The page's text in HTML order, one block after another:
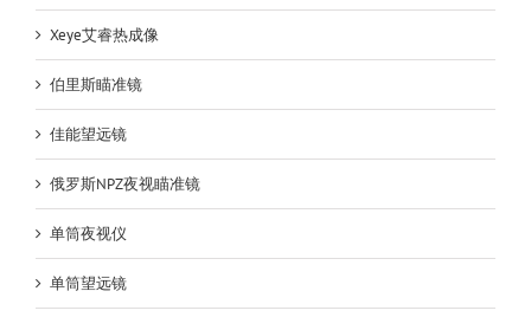
Xeye艾睿热成像
伯里斯瞄准镜
佳能望远镜
俄罗斯NPZ夜视瞄准镜
单筒夜视仪
单筒望远镜